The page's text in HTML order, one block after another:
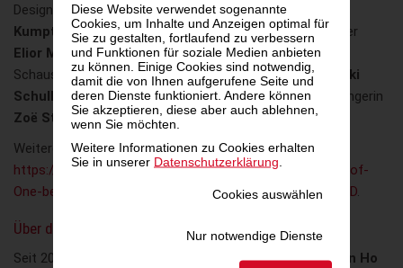
Diese Website verwendet sogenannte
Cookies, um Inhalte und Anzeigen optimal für
Sie zu gestalten, fortlaufend zu verbessern
und Funktionen für soziale Medien anbieten
zu können. Einige Cookies sind notwendig,
damit die von Ihnen aufgerufene Seite und
deren Dienste funktioniert. Andere können
Sie akzeptieren, diese aber auch ablehnen,
wenn Sie möchten.
Weitere Informationen zu Cookies erhalten
Sie in unserer Datenschutzerklärung
Cookies auswählen
Nur notwendige Dienste
Designer
Thomas Kirchgrabner, StarkochAlexander
Kumptner,Kurt Mann(Bäckerei Der Mann), Unternehmer
Elior Molcho , MedienmanagerNikolaus Pelinka,
SchauspielerinChiara Pisati, NetzwerkerAli Rahimi
Niki
Schullin
(NewOne), ArchitektAlexander Serda, und Sängerin
Zoë Straub.
Weitere Informationen zum „One of One“ auf
https://www.leisure.at/de/presse/4195/Martin-Hos-One-of-
One-beheimatet-Galerie-und-drei-Gastro-Konzepte--BILD.
Über die DOTS Group
Seit 2005 setzt die DOTS Group von UnternehmerMartin Ho